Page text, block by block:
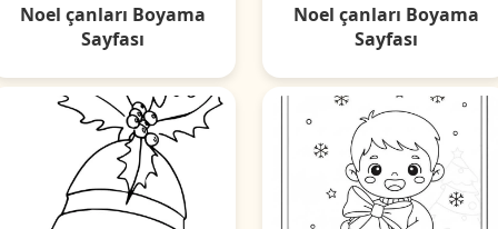
Noel çanları Boyama
Sayfası
Noel çanları Boyama
Sayfası